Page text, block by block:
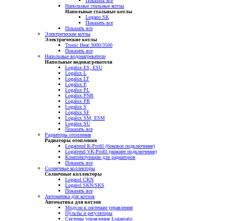
Напольные стальные котлы
Напольные стальные котлы
Logano SK
Показать все
Показать все
Электрические котлы
Электрические котлы
Tronic Heat 3000/3500
Показать все
Напольные водонагреватели
Напольные водонагреватели
Logalux ES, ESU
Logalux L
Logalux LT
Logalux P
Logalux PL
Logalux PNR
Logalux PR
Logalux S
Logalux SF
Logalux SM, ESM
Logalux SU
Показать все
Радиаторы отопления
Радиаторы отопления
Logatrend K-Profil (боковое подключение)
Logatrend VK-Profil (нижнее подключение)
Комплектующие для радиаторов
Показать все
Солнечные коллекторы
Солнечные коллекторы
Logasol CKN
Logasol SKN/SKS
Показать все
Автоматика для котлов
Автоматика для котлов
Модули к системам управления
Пульты и регуляторы
Системы управления Logamatic